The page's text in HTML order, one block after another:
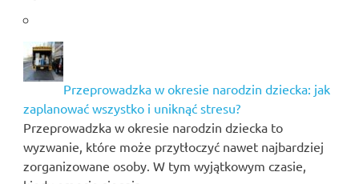
Przeprowadzka w okresie narodzin dziecka: jak
zaplanować wszystko i uniknąć stresu?
Przeprowadzka w okresie narodzin dziecka to
wyzwanie, które może przytłoczyć nawet najbardziej
zorganizowane osoby. W tym wyjątkowym czasie,